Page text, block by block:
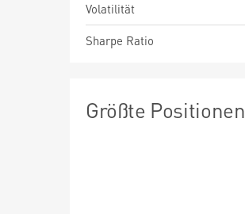
Volatilität
Sharpe Ratio
Größte Positionen